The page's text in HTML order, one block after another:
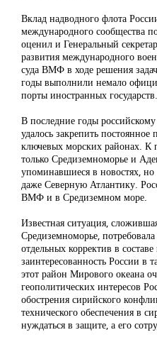
Вклад надводного флота
международного сообщества
оценил и Генеральный
развития международного
суда ВМФ в ходе решения
годы выполнили немало
порты иностранных государств.
В последние годы
удалось закрепить постоянное
ключевых морских районах. К
только Средиземноморье и
упоминавшиеся в новостях,
даже Северную Атлантику.
ВМФ и в Средиземном море.
Известная ситуация,
Средиземноморье,
отдельных корректив в
заинтересованность России в
этот район Мирового океана
геополитических интересов
обострения сирийского
технического обеспечения в
нуждаться в защите, а его